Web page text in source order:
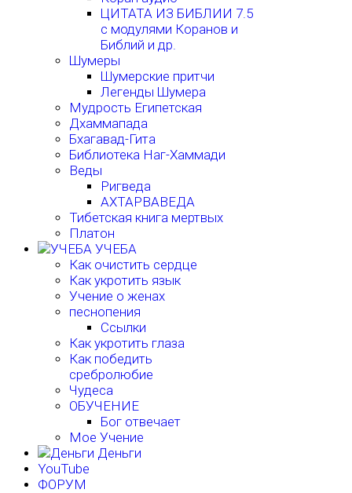
ЦИТАТА ИЗ БИБЛИИ 7.5
с модулями Коранов и
Библий и др.
Шумеры
Шумерские притчи
Легенды Шумера
Мудрость Египетская
Дхаммапада
Бхагавад-Гита
Библиотека Наг-Хаммади
Веды
Ригведа
АХТАРВАВЕДА
Тибетская книга мертвых
Платон
УЧЕБА
Как очистить сердце
Как укротить язык
Учение о женах
песнопения
Ссылки
Как укротить глаза
Как победить
сребролюбие
Чудеса
ОБУЧЕНИЕ
Бог отвечает
Мое Учение
Деньги
YouTube
ФОРУМ